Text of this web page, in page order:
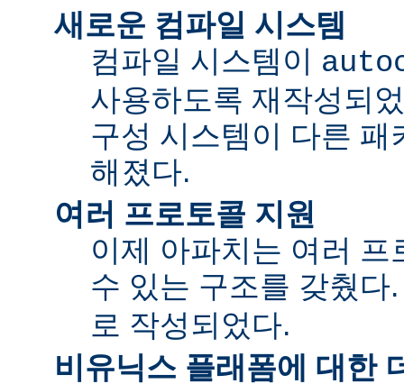
새로운 컴파일 시스템
컴파일 시스템이
사용하도록 재작성되
구성 시스템이 다른 패
해졌다.
여러 프로토콜 지원
이제 아파치는 여러
수 있는 구조를 갖췄
로 작성되었다.
비유닉스 플래폼에 대한